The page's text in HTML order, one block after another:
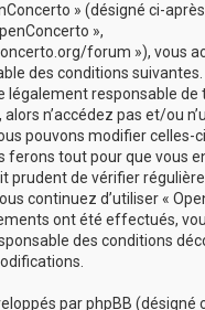
» (désigné ci-
»,
forum »), vous
des conditions suivantes.
légalement responsable de
n’accédez pas et/ou
pouvons modifier celles-
ferons tout pour que vous
prudent de vérifier
continuez d’utiliser «
ont été effectués,
des conditions
par phpBB (désigné